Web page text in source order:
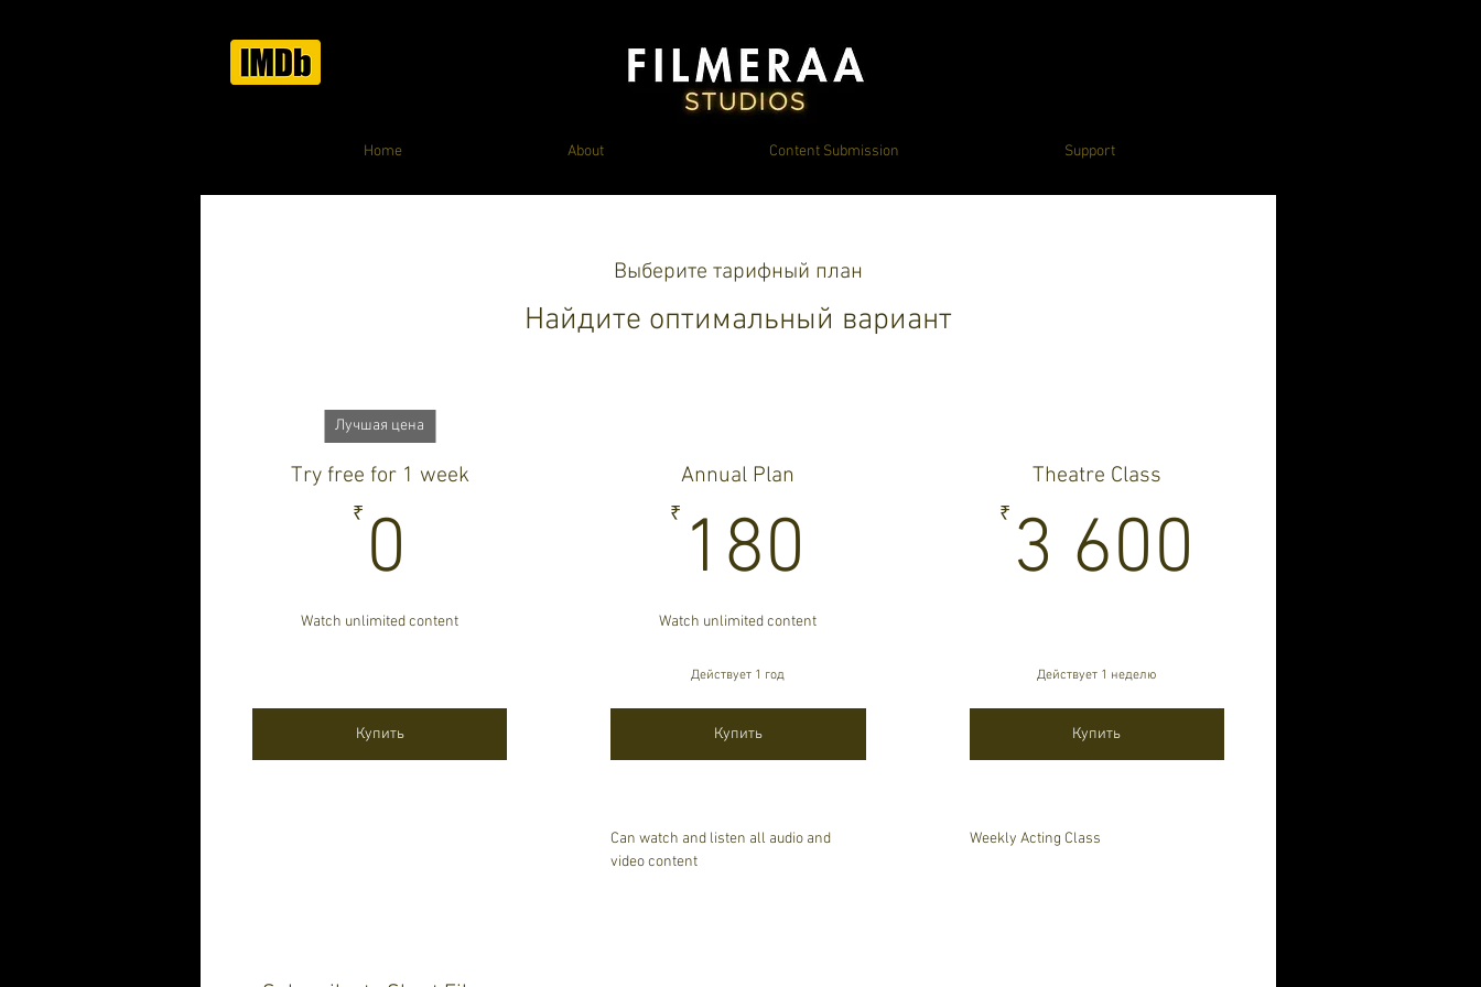
Home About Content Submission Support
Выберите тарифный план
Найдите оптимальный вариант
Лучшая цена
Try free for 1 week
₹ 0
Watch unlimited content
Купить
Annual Plan
₹ 180
Watch unlimited content
Действует 1 год
Купить
Can watch and listen all audio and
video content
Theatre Class
₹ 3 600
Действует 1 неделю
Купить
Weekly Acting Class